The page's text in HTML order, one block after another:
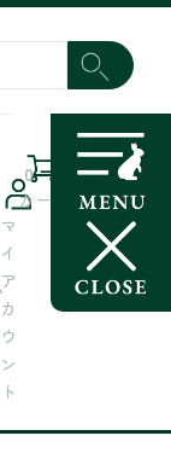
マ
イ
ア
カ
ウ
ン
ト
カート
0